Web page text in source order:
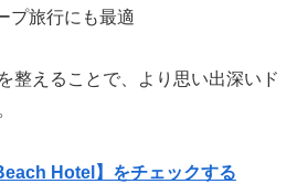
プ旅行にも最適
整えることで、より思い出深いド
Hotel】をチェックする